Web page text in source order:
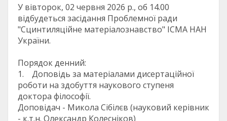
У вівторок, 02 червня 2026 р., об 14.00
відбудеться засідання Проблемної ради
"Сцинтиляційне матеріалознавство" ІСМА НАН
України.
Порядок денний:
1. Доповідь за матеріалами дисертаційної
роботи на здобуття наукового ступеня
доктора філософії.
Доповідач - Микола Сібілєв (науковий керівник
- к.т.н. Олександр Колесніков)